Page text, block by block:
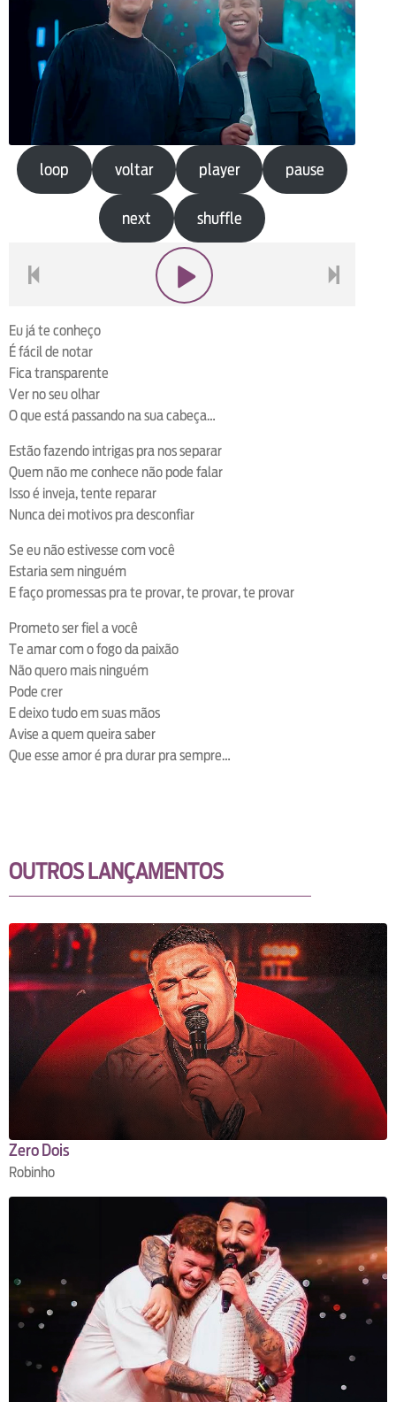
loop voltar player pause
next shuffle
Eu já te conheço
É fácil de notar
Fica transparente
Ver no seu olhar
O que está passando na sua cabeça…
Estão fazendo intrigas pra nos separar
Quem não me conhece não pode falar
Isso é inveja, tente reparar
Nunca dei motivos pra desconfiar
Se eu não estivesse com você
Estaria sem ninguém
E faço promessas pra te provar, te provar, te provar
Prometo ser fiel a você
Te amar com o fogo da paixão
Não quero mais ninguém
Pode crer
E deixo tudo em suas mãos
Avise a quem queira saber
Que esse amor é pra durar pra sempre…
OUTROS LANÇAMENTOS
Zero Dois
Robinho